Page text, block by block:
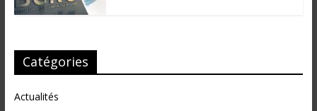
Catégories
Actualités